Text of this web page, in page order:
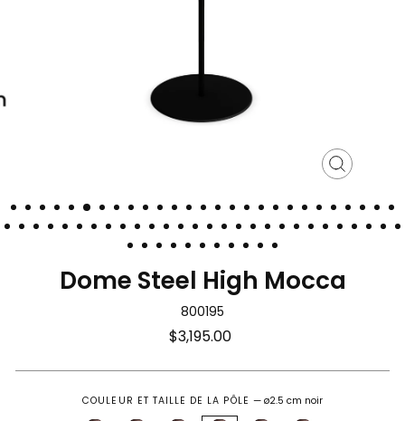
Fermer
Dome Steel High Mocca
800195
Prix
$3,195.00
COULEUR ET TAILLE DE LA PÔLE — ø2.5 cm noir